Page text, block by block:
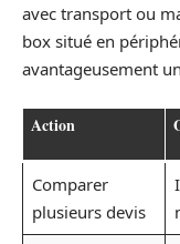
avec transport ou
box situé en
avantageusement
Action
Comparer
plusieurs devis